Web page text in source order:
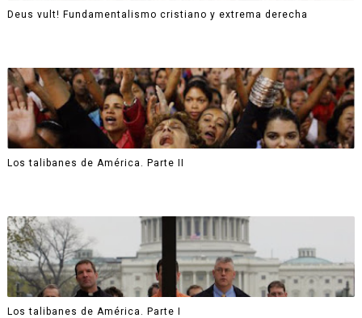
Deus vult! Fundamentalismo cristiano y extrema derecha
Los talibanes de América. Parte II
Los talibanes de América. Parte I